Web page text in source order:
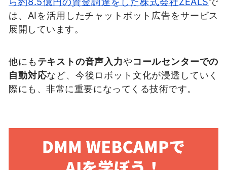
は、AIを活用したチャットボット広告をサービス
展開しています。
他にも テキストの音声入力やコールセンターでの
自動対応など、今後ロボット文化が浸透していく
際にも、非常に重要になってくる技術です。